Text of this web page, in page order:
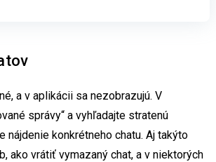
a v aplikácii sa nezobrazujú. V
správy“ a vyhľadajte stratenú
nájdenie konkrétneho chatu. Aj takýto
ako vrátiť vymazaný chat, a v niektorých